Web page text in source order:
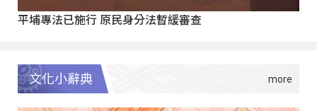
平埔專法已施行 原民身分法暫緩審查
文化小辭典